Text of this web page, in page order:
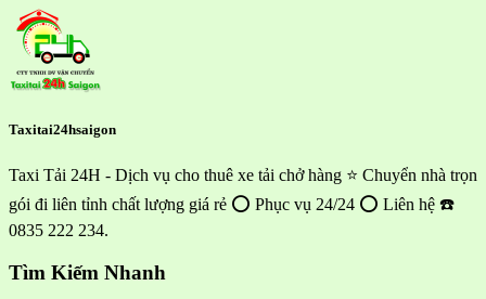
Taxitai24hsaigon
Taxi Tải 24H - Dịch vụ cho thuê xe tải chở hàng ⭐ Chuyển nhà trọn
gói đi liên tỉnh chất lượng giá rẻ ⭕ Phục vụ 24/24 ⭕ Liên hệ ☎️
0835 222 234.
Tìm Kiếm Nhanh